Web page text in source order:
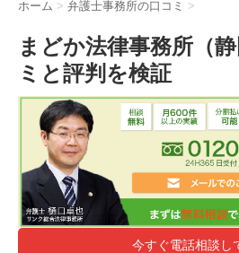
着手金無料で選ぶ
24時間年中無休で選ぶ
匿名借金相談
ホーム > 弁護士事務所の口コミ >
まどか法律事務所（
ミと評判を検証
今すぐ電話相談し